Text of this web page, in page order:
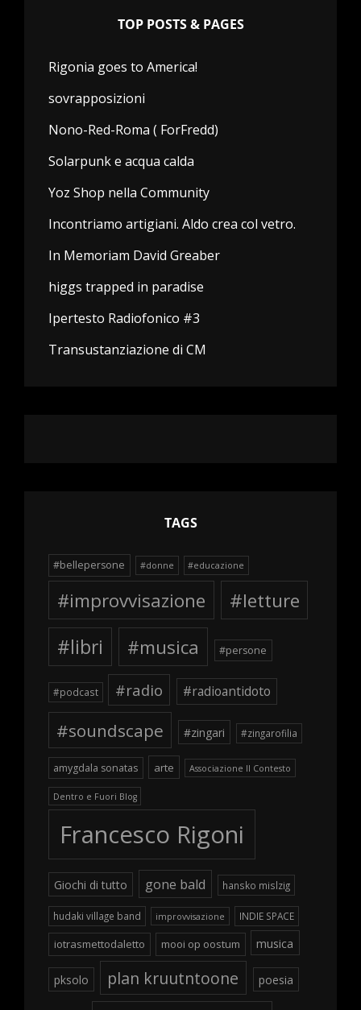
TOP POSTS & PAGES
Rigonia goes to America!
sovrapposizioni
Nono-Red-Roma ( ForFredd)
Solarpunk e acqua calda
Yoz Shop nella Community
Incontriamo artigiani. Aldo crea col vetro.
In Memoriam David Greaber
higgs trapped in paradise
Ipertesto Radiofonico #3
Transustanziazione di CM
TAGS
#bellepersone #donne #educazione
#improvvisazione
#letture
#libri
#musica #persone
#podcast #radio #radioantidoto
#soundscape #zingari #zingarofilia
amygdala sonatas arte Associazione Il Contesto
Dentro e Fuori Blog
Francesco Rigoni
Giochi di tutto gone bald hansko mislzig
hudaki village band improvvisazione INDIE SPACE
iotrasmettodaletto mooi op oostum musica
pksolo plan kruutntoone poesia